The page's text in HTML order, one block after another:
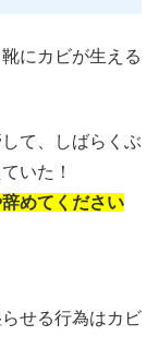
にカビが生える
て、しばらくぶ
いた！
めてください
せる行為はカビ